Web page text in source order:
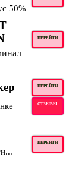
50%
ПЕРЕЙТИ
ПЕРЕЙТИ
ОТЗЫВЫ
ПЕРЕЙТИ